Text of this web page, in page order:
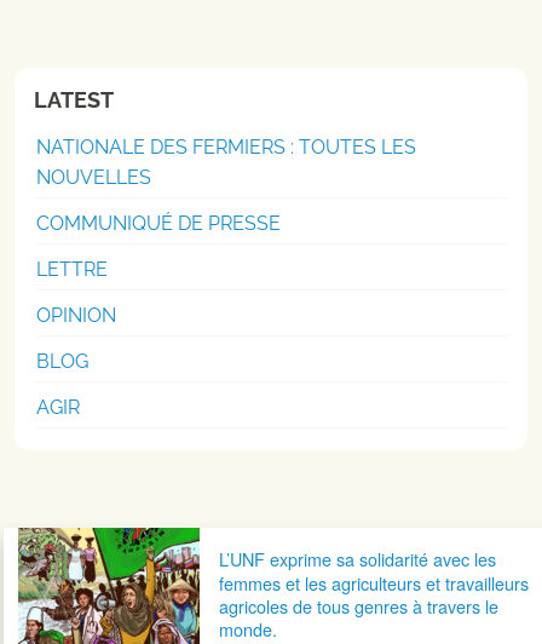
LATEST
NATIONALE DES FERMIERS : TOUTES LES
NOUVELLES
COMMUNIQUÉ DE PRESSE
LETTRE
OPINION
BLOG
AGIR
Navigation postaleL’UNF exprime sa solidarité avec les
femmes et les agriculteurs et travailleurs
agricoles de tous genres à travers le
monde.